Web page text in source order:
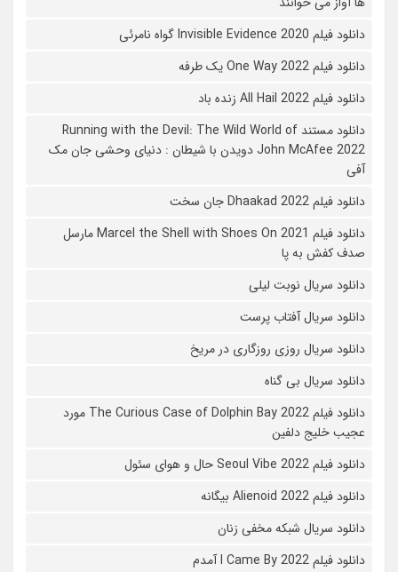
دانلود فیلم 2020 Invisible Evidence گواه نامرئی
دانلود فیلم One Way 2022 یک طرفه
دانلود فیلم All Hail 2022 زنده باد
دانلود مستند Running with the Devil: The Wild World of
John McAfee 2022 دویدن با شیطان : دنیای وحشی جان مک
آفی
دانلود فیلم Dhaakad 2022 جان سخت
دانلود فیلم Marcel the Shell with Shoes On 2021 مارسل
صدف کفش به پا
دانلود سریال نوبت لیلی
دانلود سریال آفتاب پرست
دانلود سریال روزی روزگاری در مریخ
دانلود سریال بی گناه
دانلود فیلم The Curious Case of Dolphin Bay 2022 مورد
عجیب خلیج دلفین
دانلود فیلم Seoul Vibe 2022 حال و هوای سئول
دانلود فیلم Alienoid 2022 بیگانه
دانلود سریال شبکه مخفی زنان
دانلود فیلم I Came By 2022 آمدم